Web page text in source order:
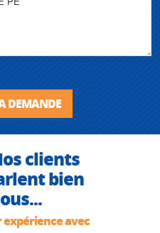
DEMANDE
clients
bien
avec